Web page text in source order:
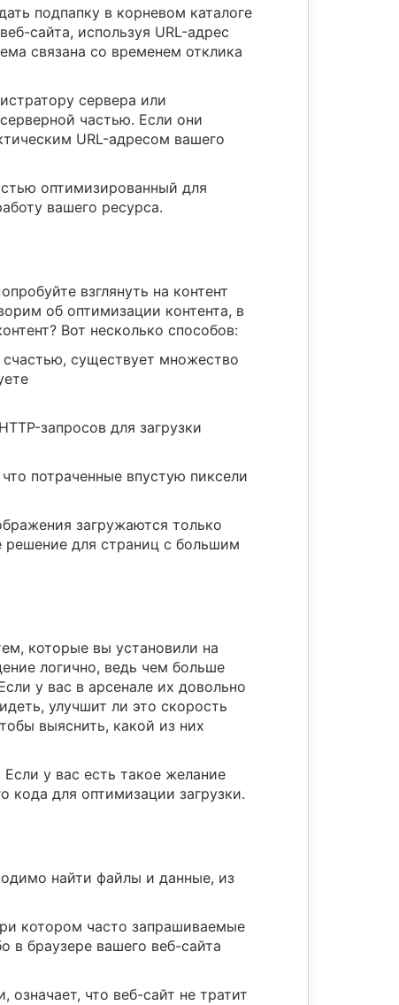
подпапку в корневом каталоге
сайта, используя URL-адрес
связана со временем отклика
сервера или
частью. Если они
URL-адресом вашего
оптимизированный для
вашего ресурса.
взглянуть на контент
об оптимизации контента, в
Вот несколько способов:
существует множество
запросов для загрузки
потраченные впустую пиксели
загружаются только
решение для страниц с большим
которые вы установили на
логично, ведь чем больше
у вас в арсенале их довольно
улучшит ли это скорость
выяснить, какой из них
у вас есть такое желание
кода для оптимизации загрузки.
найти файлы и данные, из
котором часто запрашиваемые
в браузере вашего веб-сайта
что веб-сайт не тратит